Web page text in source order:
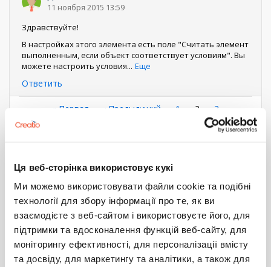
Ця веб-сторінка використовує кукі
Ми можемо використовувати файли cookie та подібні
технології для збору інформації про те, як ви
взаємодієте з веб-сайтом і використовуєте його, для
підтримки та вдосконалення функцій веб-сайту, для
моніторингу ефективності, для персоналізації вмісту
та досвіду, для маркетингу та аналітики, а також для
11 ноября 2015 13:59
Здравствуйте!
В настройках этого элемента есть поле "Считать элемент
выполненным, если объект соответствует условиям". Вы
можете настроить условия... Еще
Ответить
Нумерация
страниц
Первая
« Первая ←
‹ Предыдущий Страница
1
Текущая
страница
2 Страница
3
7.5 чтение данных
элемент БП
Технические вопросы
ЭЛЕМЕНТ БП ЧТЕНИЕ ДАННЫХ,
СРАВНЕНИЕ ВРЕМЕНИ НАЧАЛА
Глобин Олег
10 ноября 2015 15:24